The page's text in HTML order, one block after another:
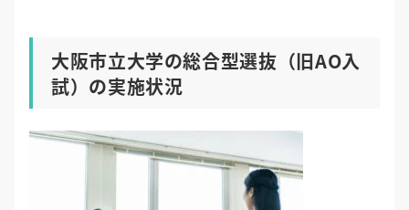
大阪市立大学の総合型選抜（旧AO入
試）の実施状況